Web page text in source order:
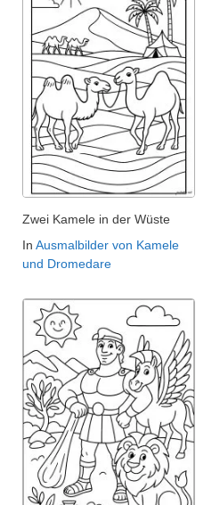
Zwei Kamele in der Wüste
In Ausmalbilder von Kamele
und Dromedare